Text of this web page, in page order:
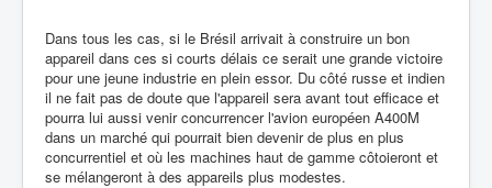
Dans tous les cas, si le Brésil arrivait à construire un bon
appareil dans ces si courts délais ce serait une grande victoire
pour une jeune industrie en plein essor. Du côté russe et indien
il ne fait pas de doute que l'appareil sera avant tout efficace et
pourra lui aussi venir concurrencer l'avion européen A400M
dans un marché qui pourrait bien devenir de plus en plus
concurrentiel et où les machines haut de gamme côtoieront et
se mélangeront à des appareils plus modestes.